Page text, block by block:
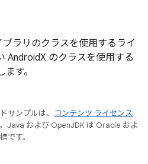
ラリのクラスを使用するライ
AndroidX のクラスを使用する
す。
サンプルは、
コンテンツ ライセンス
Java および OpenJDK は Oracle およ
です。